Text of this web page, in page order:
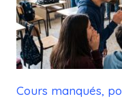
Cours manqués,